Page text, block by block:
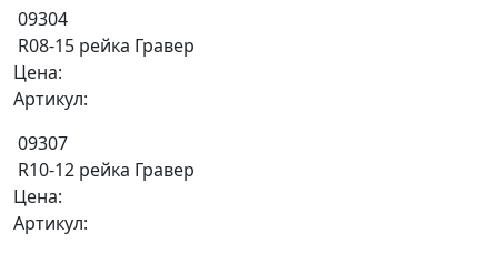
09304
R08-15 рейка Гравер
Цена:
Артикул:
09307
R10-12 рейка Гравер
Цена:
Артикул: